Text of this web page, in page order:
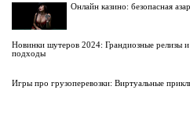
Онлайн казино: безопасная
Новинки шутеров 2024: Грандиозные релизы
подходы
Игры про грузоперевозки: Виртуальные